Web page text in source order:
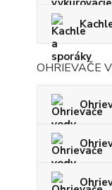
OHRIEVAČE